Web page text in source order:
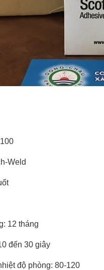
Weld
12 tháng
đến 30 giây
độ phòng: 80-120